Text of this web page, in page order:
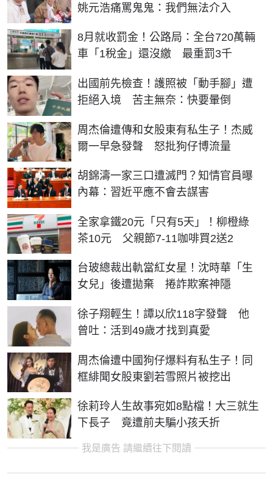
姚元浩痛罵鬼鬼：我們無法介入
8月就收罰金！公路局：全台720萬輛
車「1稅金」還沒繳 最重罰3千
出國前先檢查！護照被「動手腳」遭
拒絕入境 苦主無奈：快要暈倒
周杰倫遭傳和女股東有私生子！杰威
爾一早急發聲 怒批狗仔博流量
胡錦濤一家三口遭滅門？知情官員曝
內幕：習近平應不會去謀害
全家拿鐵20元「只有5天」！柳橙綠
茶10元 父親節7-11咖啡買2送2
台玻總裁出軌當紅女星！沈時華「生
女兒」後遭拋棄 捲詐欺案神隱
徐子翔輕生！譚以欣118字發聲 他
曾吐：活到49歲才找到真愛
周杰倫遭中國狗仔爆料有私生子！同
框緋聞女股東劉若雪照片被挖出
徐莉玲人生故事宛如8點檔！大三就生
下長子 竟遭前夫騙小孩夭折
我是廣告 請繼續往下閱讀